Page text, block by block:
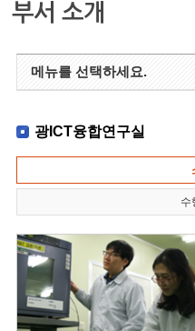
부서 소개
메뉴를 선택하세요.
광ICT융합연구실
수